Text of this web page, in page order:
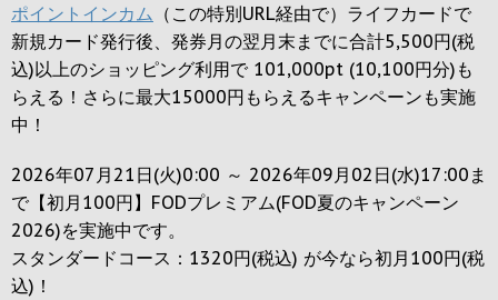
ポイントインカム （この特別URL経由で）ライフカードで
新規カード発行後、発券月の翌月末までに合計5,500円(税
込)以上のショッピング利用で 101,000pt (10,100円分)も
らえる！さらに最大15000円もらえるキャンペーンも実施
中！
2026年07月21日(火)0:00 ～ 2026年09月02日(水)17:00ま
で【初月100円】FODプレミアム(FOD夏のキャンペーン
2026)を実施中です。
スタンダードコース：1320円(税込) が今なら初月100円(税
込)！